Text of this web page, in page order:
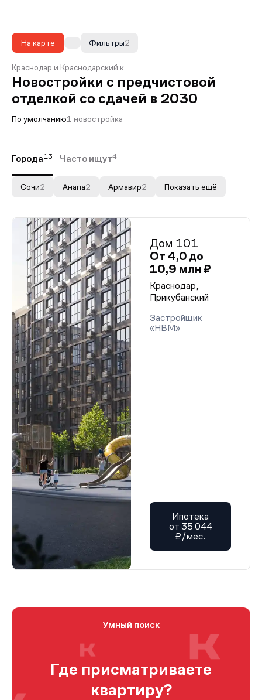
На карте 2
Фильтры
Краснодар и Краснодарский к.
Новостройки с предчистовой
отделкой со сдачей в 2030
По умолчанию1 новостройка
Города13 Часто ищут4
Сочи2 Анапа2 Армавир2 Показать ещё
Дом 101
От 4,0 до
10,9 млн ₽
Краснодар,
Прикубанский
Застройщик
«НВМ»
Ипотека
от 35 044
₽/мес.
Умный поиск
Где присматриваете
квартиру?